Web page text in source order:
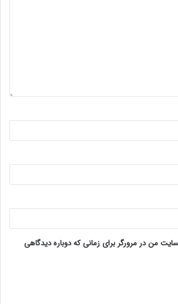
من در مرورگر برای زمانی که دوباره دیدگاهی